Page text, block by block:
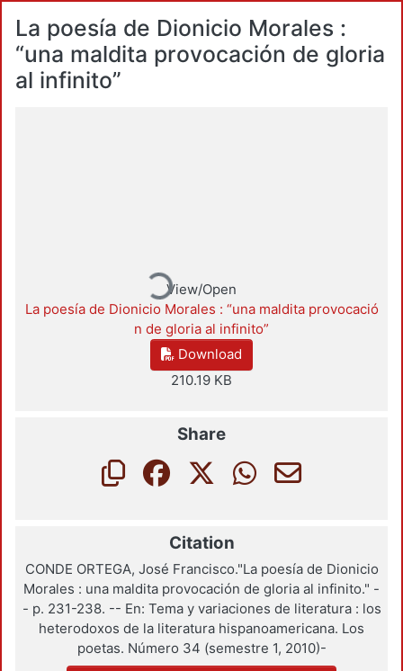
La poesía de Dionicio Morales :
“una maldita provocación de gloria
al infinito”
Loading...View/Open
La poesía de Dionicio Morales : “una maldita provocació
n de gloria al infinito”
Download
210.19 KB
Share
Citation
CONDE ORTEGA, José Francisco."La poesía de Dionicio
Morales : una maldita provocación de gloria al infinito." -
- p. 231-238. -- En: Tema y variaciones de literatura : los
heterodoxos de la literatura hispanoamericana. Los
poetas. Número 34 (semestre 1, 2010)-